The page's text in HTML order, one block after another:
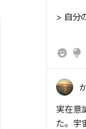
> 自分
思考と
もっ
実在意
た。宇